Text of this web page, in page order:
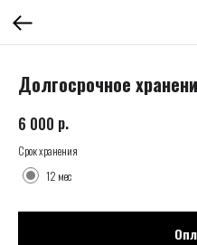
Долгосрочное
6 000 р.
Срок хранения
12 мес